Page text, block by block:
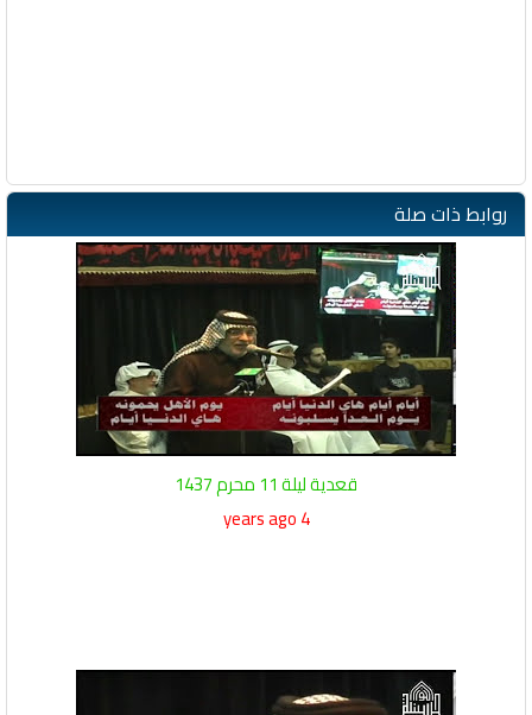
روابط ذات صلة
قعدية ليلة 11 محرم 1437
4 years ago